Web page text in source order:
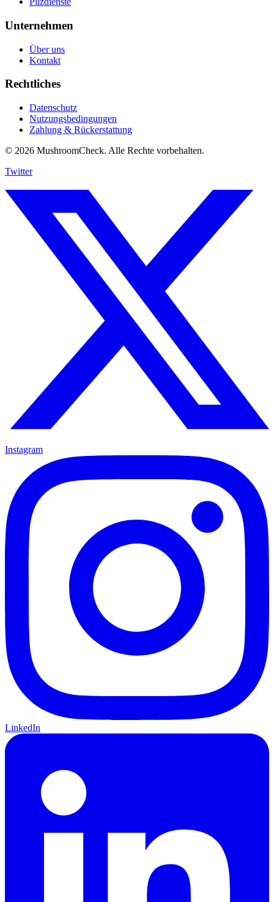
Unternehmen
Über uns
Kontakt
Rechtliches
Datenschutz
Nutzungsbedingungen
Zahlung & Rückerstattung
© 2026 MushroomCheck. Alle Rechte vorbehalten.
Twitter
Instagram
LinkedIn